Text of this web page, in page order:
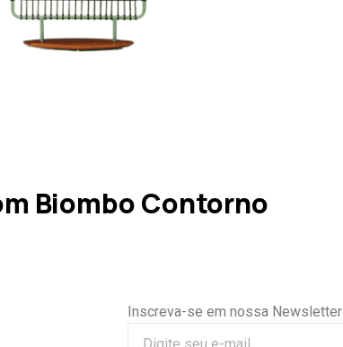
Biombo Contorno
Inscreva-se em nossa Newsletter